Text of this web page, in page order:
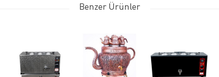
Benzer Ürünler